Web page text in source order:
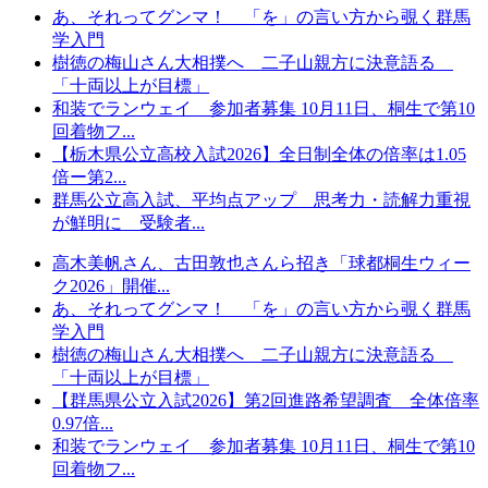
あ、それってグンマ！ 「を」の言い方から覗く群馬
学入門
樹徳の梅山さん大相撲へ 二子山親方に決意語る
「十両以上が目標」
和装でランウェイ 参加者募集 10月11日、桐生で第10
回着物フ...
【栃木県公立高校入試2026】全日制全体の倍率は1.05
倍ー第2...
群馬公立高入試、平均点アップ 思考力・読解力重視
が鮮明に 受験者...
高木美帆さん、古田敦也さんら招き「球都桐生ウィー
ク2026」開催...
あ、それってグンマ！ 「を」の言い方から覗く群馬
学入門
樹徳の梅山さん大相撲へ 二子山親方に決意語る
「十両以上が目標」
【群馬県公立入試2026】第2回進路希望調査 全体倍率
0.97倍...
和装でランウェイ 参加者募集 10月11日、桐生で第10
回着物フ...